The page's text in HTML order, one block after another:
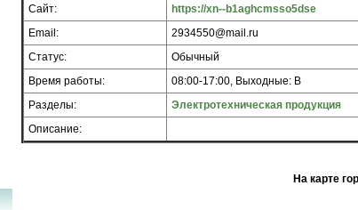
Сайт:
https://xn--b1aghcmsso5dse
Email:
2934550@mail.ru
Статус:
Обычный
Время работы:
08:00-17:00, Выходные: В
Разделы:
Электротехническая продукция
Описание:
На карте